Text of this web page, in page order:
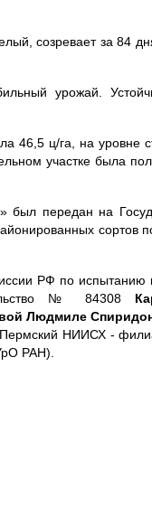
созревает за 84
урожай.
46,5 ц/га, на уровне
участке была
был передан на
сортов
РФ по
№ 84308
Людмиле
НИИСХ -
РАН).